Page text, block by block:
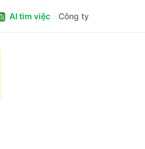
AI tìm việc Công ty